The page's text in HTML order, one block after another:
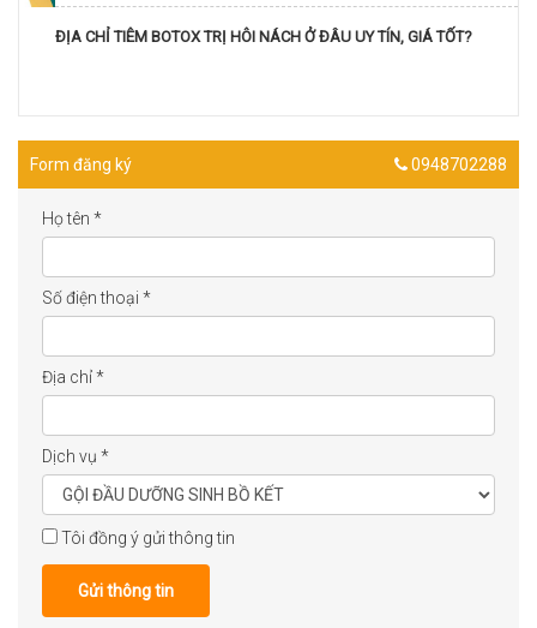
ĐỊA CHỈ TIÊM BOTOX TRỊ HÔI NÁCH Ở ĐÂU UY TÍN, GIÁ TỐT?
Form đăng ký 0948702288
Họ tên *
Số điện thoại *
Địa chỉ*
Dịch vụ *
Tôi đồng ý gửi thông tin
Gửi thông tin